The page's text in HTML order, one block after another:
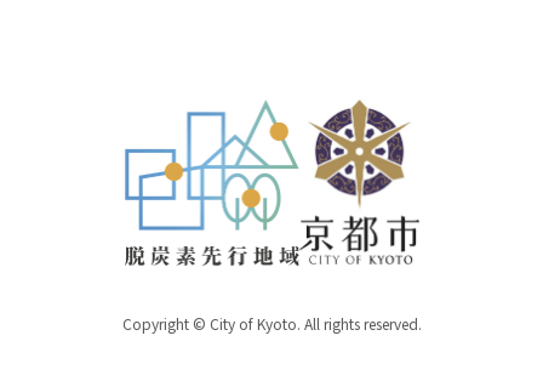
Copyright © City of Kyoto. All rights reserved.